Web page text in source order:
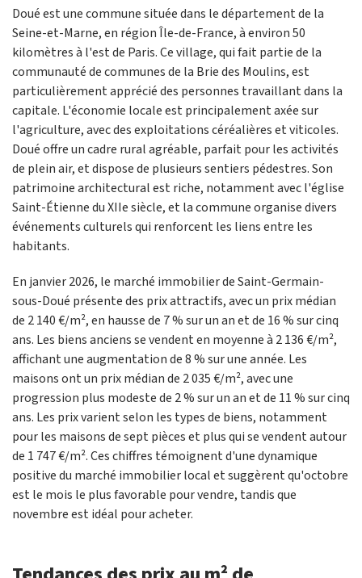
Doué est une commune située dans le département de la
Seine-et-Marne, en région Île-de-France, à environ 50
kilomètres à l'est de Paris. Ce village, qui fait partie de la
communauté de communes de la Brie des Moulins, est
particulièrement apprécié des personnes travaillant dans la
capitale. L'économie locale est principalement axée sur
l'agriculture, avec des exploitations céréalières et viticoles.
Doué offre un cadre rural agréable, parfait pour les activités
de plein air, et dispose de plusieurs sentiers pédestres. Son
patrimoine architectural est riche, notamment avec l'église
Saint-Étienne du XIIe siècle, et la commune organise divers
événements culturels qui renforcent les liens entre les
habitants.
En janvier 2026, le marché immobilier de Saint-Germain-
sous-Doué présente des prix attractifs, avec un prix médian
de 2 140 €/m², en hausse de 7 % sur un an et de 16 % sur cinq
ans. Les biens anciens se vendent en moyenne à 2 136 €/m²,
affichant une augmentation de 8 % sur une année. Les
maisons ont un prix médian de 2 035 €/m², avec une
progression plus modeste de 2 % sur un an et de 11 % sur cinq
ans. Les prix varient selon les types de biens, notamment
pour les maisons de sept pièces et plus qui se vendent autour
de 1 747 €/m². Ces chiffres témoignent d'une dynamique
positive du marché immobilier local et suggèrent qu'octobre
est le mois le plus favorable pour vendre, tandis que
novembre est idéal pour acheter.